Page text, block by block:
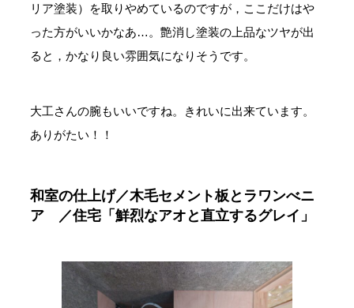
リア塗装）を取りやめているのですが，ここだけはや
った方がいいかなあ…。艶消し塗装の上品なツヤが出
ると，かなり良い雰囲気になりそうです。
大工さんの腕もいいですね。きれいに出来ています。
ありがたい！！
和室の仕上げ／木毛セメント板とラワンべニ
ア ／住宅「鮮烈なアオと直立するグレイ」